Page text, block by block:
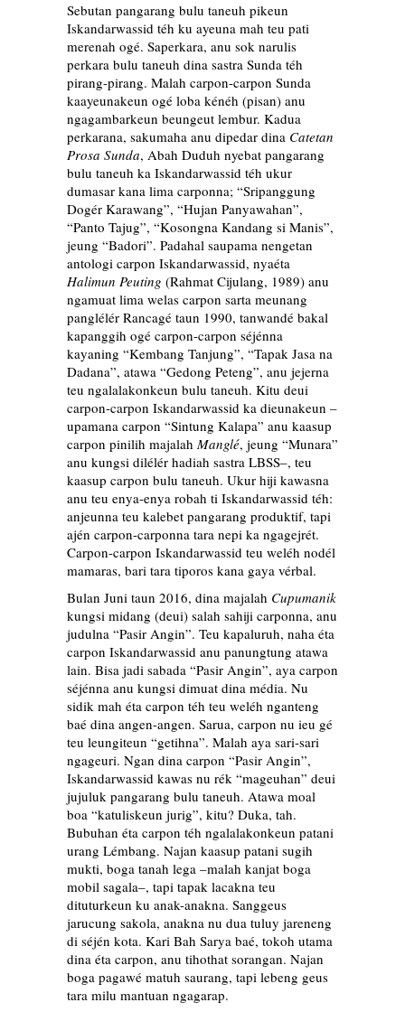
Sebutan pangarang bulu taneuh pikeun
Iskandarwassid téh ku ayeuna mah teu pati
merenah ogé. Saperkara, anu sok narulis
perkara bulu taneuh dina sastra Sunda téh
pirang-pirang. Malah carpon-carpon Sunda
kaayeunakeun ogé loba kénéh (pisan) anu
ngagambarkeun beungeut lembur. Kadua
perkarana, sakumaha anu dipedar dina Catetan
Prosa Sunda, Abah Duduh nyebat pangarang
bulu taneuh ka Iskandarwassid téh ukur
dumasar kana lima carponna; “Sripanggung
Dogér Karawang”, “Hujan Panyawahan”,
“Panto Tajug”, “Kosongna Kandang si Manis”,
jeung “Badori”. Padahal saupama nengetan
antologi carpon Iskandarwassid, nyaéta
Halimun Peuting (Rahmat Cijulang, 1989) anu
ngamuat lima welas carpon sarta meunang
panglélér Rancagé taun 1990, tanwandé bakal
kapanggih ogé carpon-carpon séjénna
kayaning “Kembang Tanjung”, “Tapak Jasa na
Dadana”, atawa “Gedong Peteng”, anu jejerna
teu ngalalakonkeun bulu taneuh. Kitu deui
carpon-carpon Iskandarwassid ka dieunakeun –
upamana carpon “Sintung Kalapa” anu kaasup
carpon pinilih majalah Manglé, jeung “Munara”
anu kungsi dilélér hadiah sastra LBSS–, teu
kaasup carpon bulu taneuh. Ukur hiji kawasna
anu teu enya-enya robah ti Iskandarwassid téh:
anjeunna teu kalebet pangarang produktif, tapi
ajén carpon-carponna tara nepi ka ngagejrét.
Carpon-carpon Iskandarwassid teu weléh nodél
mamaras, bari tara tiporos kana gaya vérbal.
Bulan Juni taun 2016, dina majalah Cupumanik
kungsi midang (deui) salah sahiji carponna, anu
judulna “Pasir Angin”. Teu kapaluruh, naha éta
carpon Iskandarwassid anu panungtung atawa
lain. Bisa jadi sabada “Pasir Angin”, aya carpon
séjénna anu kungsi dimuat dina média. Nu
sidik mah éta carpon téh teu weléh nganteng
baé dina angen-angen. Sarua, carpon nu ieu gé
teu leungiteun “getihna”. Malah aya sari-sari
ngageuri. Ngan dina carpon “Pasir Angin”,
Iskandarwassid kawas nu rék “mageuhan” deui
jujuluk pangarang bulu taneuh. Atawa moal
boa “katuliskeun jurig”, kitu? Duka, tah.
Bubuhan éta carpon téh ngalalakonkeun patani
urang Lémbang. Najan kaasup patani sugih
mukti, boga tanah lega –malah kanjat boga
mobil sagala–, tapi tapak lacakna teu
dituturkeun ku anak-anakna. Sanggeus
jarucung sakola, anakna nu dua tuluy jareneng
di séjén kota. Kari Bah Sarya baé, tokoh utama
dina éta carpon, anu tihothat sorangan. Najan
boga pagawé matuh saurang, tapi lebeng geus
tara milu mantuan ngagarap.